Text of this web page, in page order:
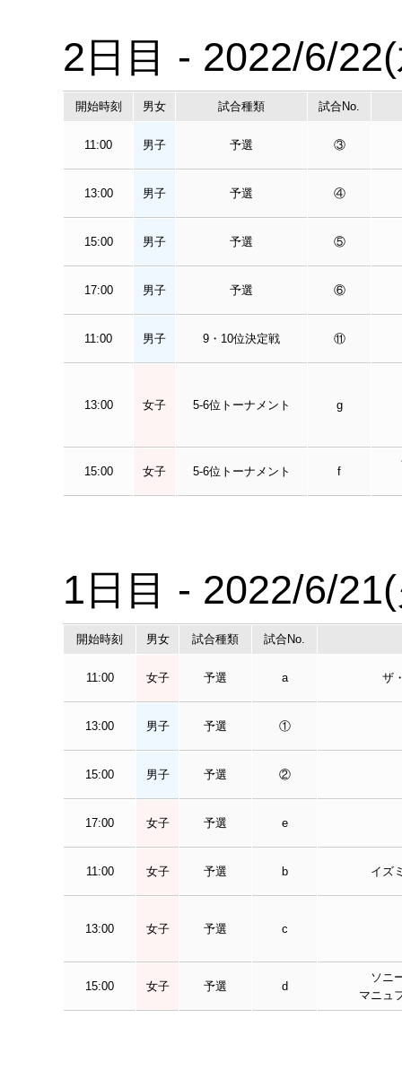
2日目 - 2022/6/
開始時刻 男女 試合種類 試合No.
11:00 男子 予選 ③
13:00 男子 予選 ④
15:00 男子 予選 ⑤
17:00 男子 予選 ⑥
11:00 男子 9・10位決定戦 ⑪
13:00 女子 5-6位トーナメント g
15:00 女子 5-6位トーナメント f
1日目 - 2022/6/
開始時刻 男女 試合種類 試合No.
11:00 女子 予選 a ザ
13:00 男子 予選 ①
15:00 男子 予選 ②
17:00 女子 予選 e
11:00 女子 予選 b イズ
13:00 女子 予選 c
15:00 女子 予選 d
ソニ
マニュ